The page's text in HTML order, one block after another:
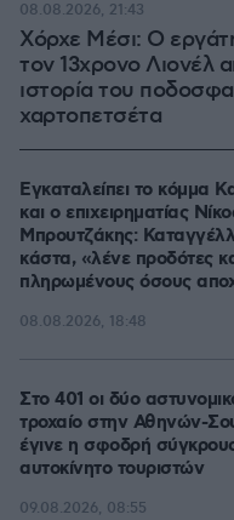
Χόρχε Μέσι: Ο
τον 13χρονο Λιονέλ
ιστορία του
χαρτοπετσέτα
08.08.2026, 21:43
Εγκαταλείπει το κόμμα
και ο επιχειρηματίας
Μπρουτζάκης:
κάστα, «λένε προδότες
πληρωμένους όσους
08.08.2026, 18:48
Στο 401 οι δύο
τροχαίο στην Αθηνών-
έγινε η σφοδρή
αυτοκίνητο τουριστών
09.08.2026, 08:55